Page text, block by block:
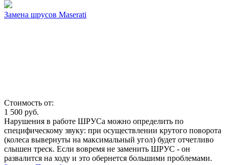
Замена шрусов Maserati
Стоимость от:
1 500 руб.
Нарушения в работе ШРУСа можно определить по
специфическому звуку: при осуществлении крутого поворота
(колеса вывернуты на максимальный угол) будет отчетливо
слышен треск. Если вовремя не заменить ШРУС - он
развалится на ходу и это обернется большими проблемами.